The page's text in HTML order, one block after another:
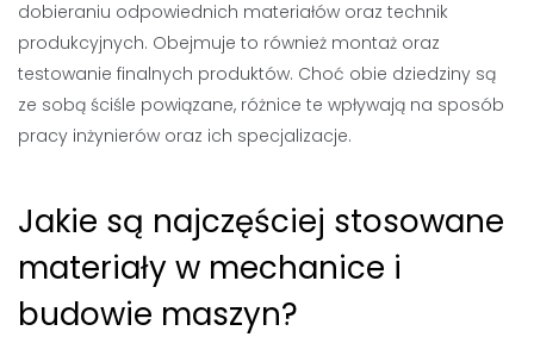
dobieraniu odpowiednich materiałów oraz technik
produkcyjnych. Obejmuje to również montaż oraz
testowanie finalnych produktów. Choć obie dziedziny są
ze sobą ściśle powiązane, różnice te wpływają na sposób
pracy inżynierów oraz ich specjalizacje.
Jakie są najczęściej stosowane
materiały w mechanice i
budowie maszyn?